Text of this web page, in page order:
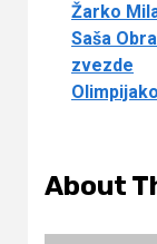
Žarko
Saša
zvezde
About